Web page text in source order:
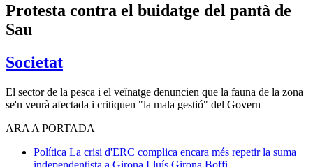
Protesta contra el buidatge del pantà de
Sau
Societat
El sector de la pesca i el veïnatge denuncien que la fauna de la zona
se'n veurà afectada i critiquen "la mala gestió" del Govern
ARA A PORTADA
Política La crisi d'ERC complica encara més repetir la suma
independentista a Girona Lluís Girona Boffi